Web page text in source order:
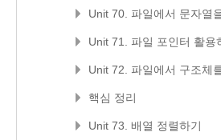
Unit 70. 파일에서 문자열
Unit 71. 파일 포인터 활용
Unit 72. 파일에서 구조체
핵심 정리
Unit 73. 배열 정렬하기